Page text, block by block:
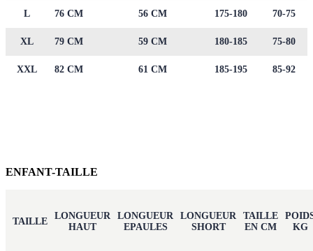
L 76 CM 56 CM 175-180 70-75
XL 79 CM 59 CM 180-185 75-80
XXL 82 CM 61 CM 185-195 85-92
ENFANT-TAILLE
TAILLE
LONGUEUR
HAUT
LONGUEUR
EPAULES
LONGUEUR
SHORT
TAILLE
EN CM
KG